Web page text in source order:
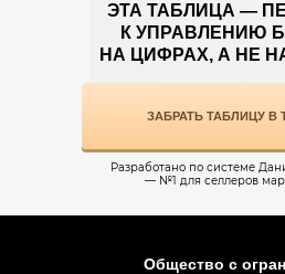
ЭТА ТАБЛИЦА —
К УПРАВЛЕНИЮ
НА ЦИФРАХ, А НЕ
ЗАБРАТЬ ТАБЛИЦУ В
Разработано по системе
— №1 для селлеров
Общество с